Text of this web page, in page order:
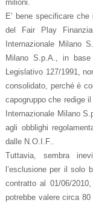
milioni.
E’ bene specificare
del Fair Play
Internazionale Milano
Milano S.p.A., in
Legislativo 127/1991,
consolidato, perché è
capogruppo che redige
Internazionale Milano
agli obblighi
dalle N.O.I.F..
Tuttavia, sembra
l’esclusione per il solo
contratto al 01/06/
potrebbe valere circa